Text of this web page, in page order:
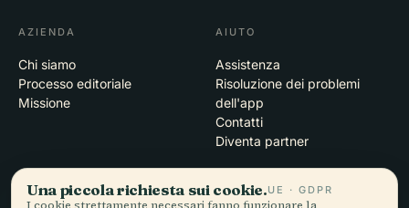
AZIENDA
Chi siamo
Processo editoriale
Missione
AIUTO
Assistenza
Risoluzione dei problemi
dell'app
Contatti
Diventa partner
LEGALE
Una piccola richiesta sui cookie.UE · GDPR
I cookie strettamente necessari fanno funzionare la